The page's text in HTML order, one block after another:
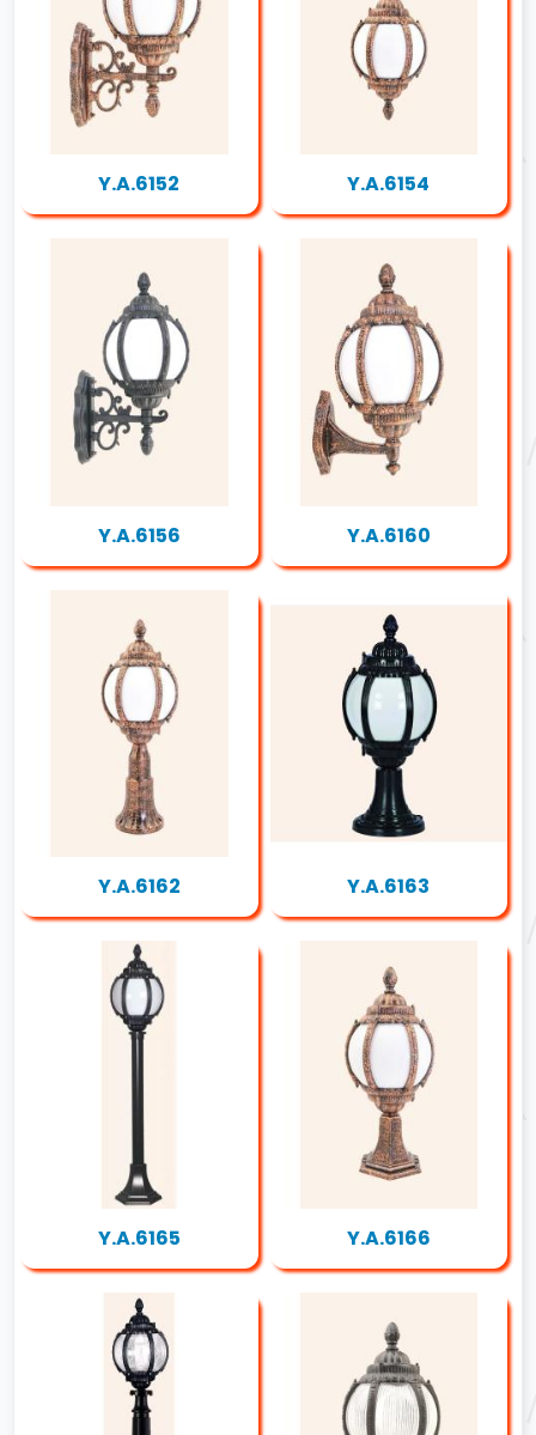
Y.A.6152 Y.A.6154
Y.A.6156 Y.A.6160
Y.A.6162 Y.A.6163
Y.A.6165 Y.A.6166